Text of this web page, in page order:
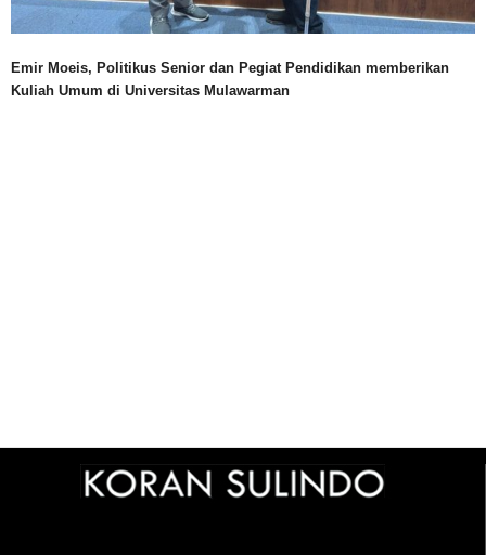
Emir Moeis, Politikus Senior dan Pegiat Pendidikan memberikan
Kuliah Umum di Universitas Mulawarman